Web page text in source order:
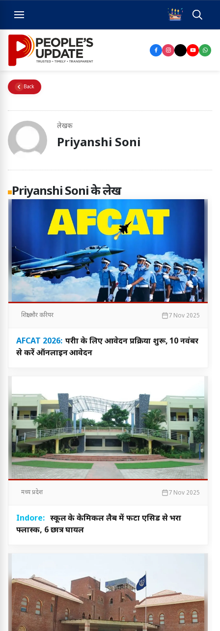
Back
लेखक
Priyanshi Soni
Priyanshi Soniके लेख
शिक्षा और करियर 7 Nov 2025
AFCAT 2026: परीक्षा के लिए आवेदन प्रक्रिया शुरू, 10 नवंबर
से करें ऑनलाइन आवेदन
मध्य प्रदेश 7 Nov 2025
Indore: स्कूल के केमिकल लैब में फटा एसिड से भरा
फ्लास्क, 6 छात्र घायल